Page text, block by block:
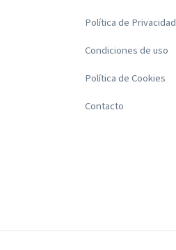
Política de Privacidad
Condiciones de uso
Política de Cookies
Contacto